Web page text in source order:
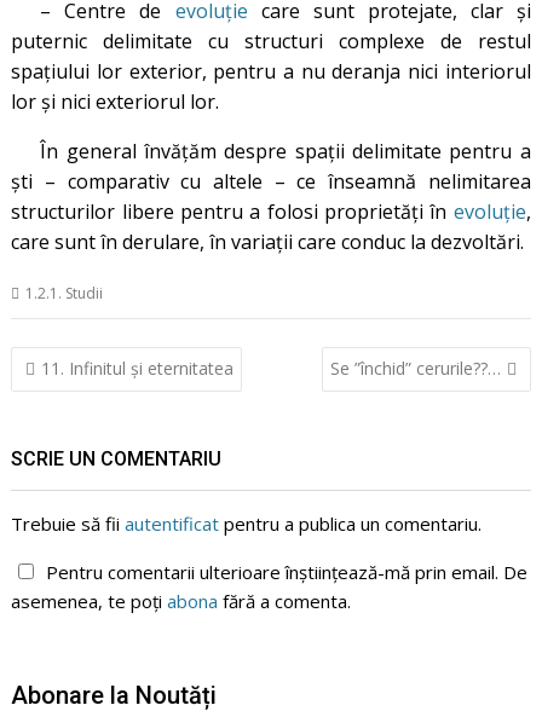
– Centre de evoluție care sunt protejate, clar și
puternic delimitate cu structuri complexe de restul
spațiului lor exterior, pentru a nu deranja nici interiorul
lor și nici exteriorul lor.
În general învățăm despre spații delimitate pentru a
ști – comparativ cu altele – ce înseamnă nelimitarea
structurilor libere pentru a folosi proprietăți în evoluție,
care sunt în derulare, în variații care conduc la dezvoltări.
1.2.1. Studii
Navigare
în
11. Infinitul și eternitatea Se ”închid” cerurile??…
SCRIE UN COMENTARIU
Trebuie să fiiautentificat pentru a publica un comentariu.
Pentru comentarii ulterioare înștiințează-mă prin email. De
asemenea, te poțiabona fără a comenta.
Abonare la Noutăți